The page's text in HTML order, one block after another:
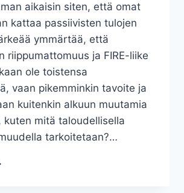
aikaisin siten, että omat
kattaa passiivisten tulojen
ymmärtää, että
riippumattomuus ja FIRE-liike
ole toistensa
vaan pikemminkin tavoite ja
kuitenkin alkuun muutamia
kuten mitä taloudellisella
tarkoitetaan?…